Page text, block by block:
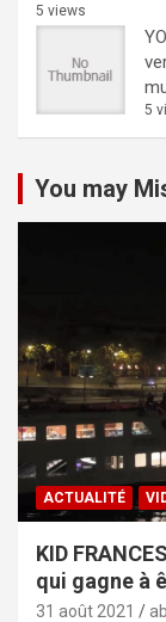
5 views
5
You may
ACTUALITÉ
KID
qui gagne à
31 août 2021